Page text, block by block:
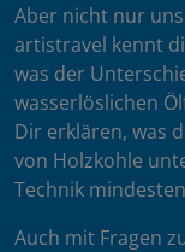
Aber nicht nur
artistravel kennt
was der
wasserlöslichen
Dir erklären, was
von Holzkohle
Technik
Auch mit Fragen